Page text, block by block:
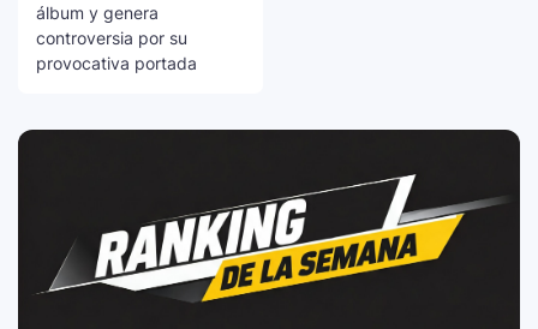
álbum y genera
controversia por su
provocativa portada